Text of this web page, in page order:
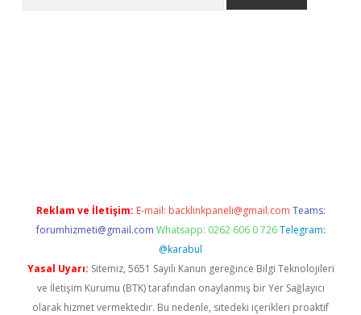
Reklam ve İletişim: E-mail: backlinkpaneli@gmail.com Teams:
forumhizmeti@gmail.com Whatsapp: 0262 606 0 726 Telegram:
@karabul
Yasal Uyarı: Sitemiz, 5651 Sayılı Kanun gereğince Bilgi Teknolojileri
ve İletişim Kurumu (BTK) tarafından onaylanmış bir Yer Sağlayıcı
olarak hizmet vermektedir. Bu nedenle, sitedeki içerikleri proaktif